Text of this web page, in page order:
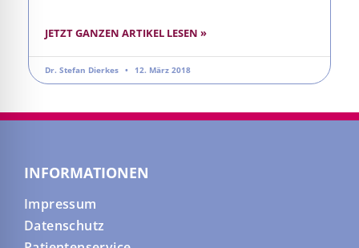
JETZT GANZEN ARTIKEL LESEN »
Dr. Stefan Dierkes 12. März 2018
INFORMATIONEN
Impressum
Datenschutz